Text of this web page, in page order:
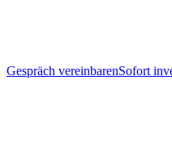
Gespräch vereinbarenSofort